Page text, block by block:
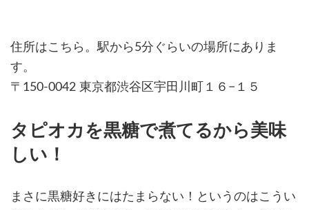
住所はこちら。駅から5分ぐらいの場所にありま
す。
〒150-0042 東京都渋谷区宇田川町１６−１５
タピオカを黒糖で煮てるから美味
しい！
まさに黒糖好きにはたまらない！というのはこうい